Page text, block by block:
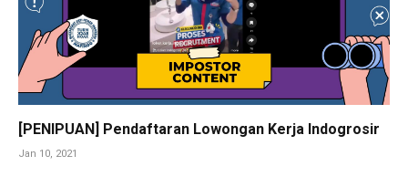
[PENIPUAN] Pendaftaran Lowongan Kerja Indogrosir
Jan 10, 2021